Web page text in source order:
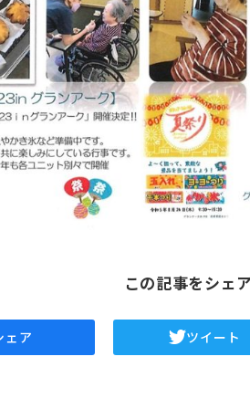
この記事をシェ
ェア ツイート